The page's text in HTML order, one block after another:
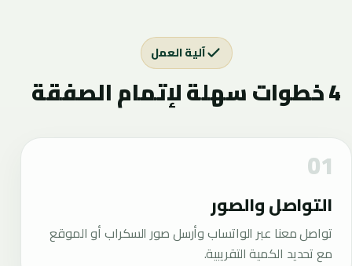
آلية العمل
4 خطوات سهلة لإتمام الصفقة
التواصل والصور
تواصل معنا عبر الواتساب وأرسل صور السكراب أو الموقع
مع تحديد الكمية التقريبية.